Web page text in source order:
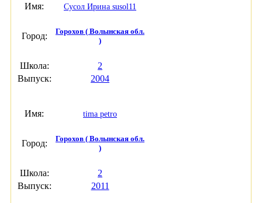
Имя:
Сусол Ирина susol11
Город:
Горохов ( Волынская обл.
)
Школа:
2
Выпуск:
2004
Имя: tima petro
Город:
Горохов ( Волынская обл.
)
Школа:
2
Выпуск:
2011